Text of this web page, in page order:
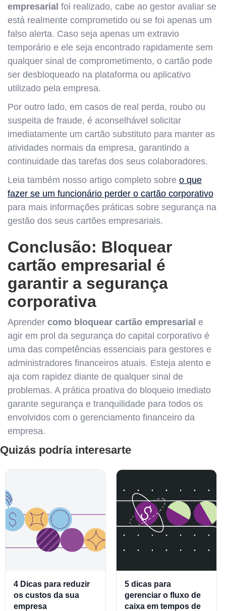
empresarial foi realizado, cabe ao gestor avaliar se
está realmente comprometido ou se foi apenas um
falso alerta. Caso seja apenas um extravio
temporário e ele seja encontrado rapidamente sem
qualquer sinal de comprometimento, o cartão pode
ser desbloqueado na plataforma ou aplicativo
utilizado pela empresa.
Por outro lado, em casos de real perda, roubo ou
suspeita de fraude, é aconselhável solicitar
imediatamente um cartão substituto para manter as
atividades normais da empresa, garantindo a
continuidade das tarefas dos seus colaboradores.
Leia também nosso artigo completo sobre o que
fazer se um funcionário perder o cartão corporativo
para mais informações práticas sobre segurança na
gestão dos seus cartões empresariais.
Conclusão: Bloquear
cartão empresarial é
garantir a segurança
corporativa
Aprender como bloquear cartão empresarial e
agir em prol da segurança do capital corporativo é
uma das competências essenciais para gestores e
administradores financeiros atuais. Esteja atento e
aja com rapidez diante de qualquer sinal de
problemas. A prática proativa do bloqueio imediato
garante segurança e tranquilidade para todos os
envolvidos com o gerenciamento financeiro da
empresa.
Quizás podría interesarte
4 Dicas para reduzir
os custos da sua
empresa
5 dicas para
gerenciar o fluxo de
caixa em tempos de